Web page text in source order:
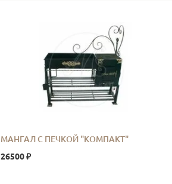
МАНГАЛ С ПЕЧКОЙ "КОМПАКТ"
26500 ₽